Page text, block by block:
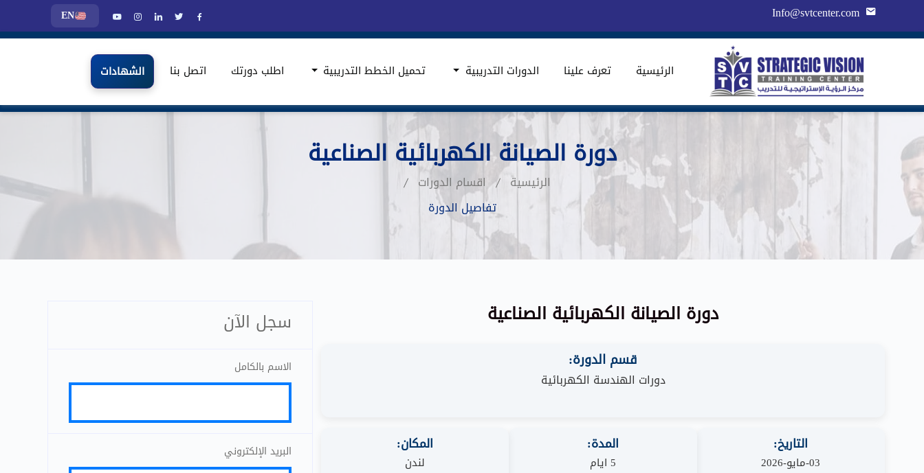
Info@svtcenter.com
EN
الرئيسية تعرف علينا الدورات التدريبية تحميل الخطط التدريبية اطلب دورتك اتصل بنا الشهادات
دورة الصيانة الكهربائية الصناعية
الرئيسية
اقسام الدورات
تفاصيل الدورة
دورة الصيانة الكهربائية الصناعية
قسم الدورة:
دورات الهندسة الكهربائية
التاريخ:
03-مايو-2026
المدة:
5 ايام
المكان:
لندن
سجل الآن
الاسم بالكامل
البريد الإلكتروني